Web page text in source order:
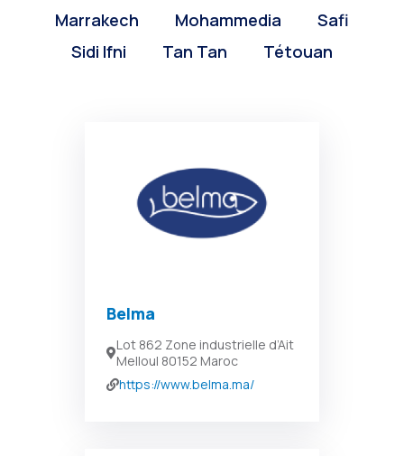
Marrakech
Mohammedia
Safi
Sidi Ifni
Tan Tan Tétouan
Belma
Lot 862 Zone industrielle d’Ait
Melloul 80152 Maroc
https://www.belma.ma/